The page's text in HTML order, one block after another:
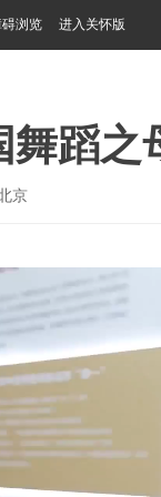
浏览 进入关怀版
蹈之
京